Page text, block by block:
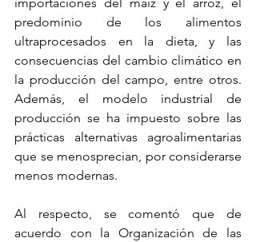
predominio de los alimentos
ultraprocesados en la dieta, y las
consecuencias del cambio climático en
la producción del campo, entre otros.
Además, el modelo industrial de
producción se ha impuesto sobre las
prácticas alternativas agroalimentarias
que se menosprecian, por considerarse
menos modernas.
Al respecto, se comentó que de
acuerdo con la Organización de las